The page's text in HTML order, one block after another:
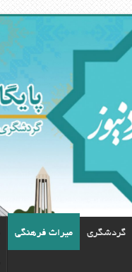
گردشگری ميراث فرهنگی